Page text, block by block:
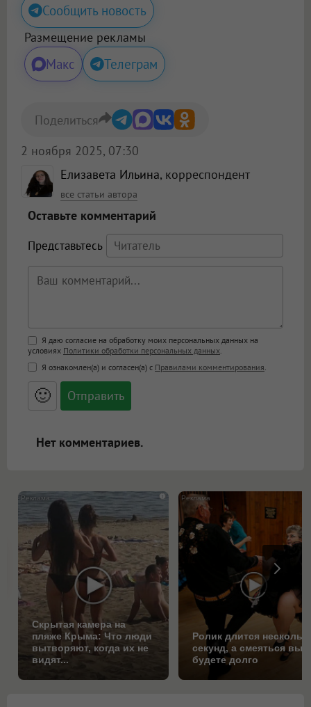
Сообщить новость
Размещение рекламы
Макс Телеграм
Елизавета Ильина, корреспондент
все статьи автора
2 ноября 2025, 07:30
Поделиться
Оставьте комментарий
Представьтесь
Поддержка HTML
<b>, <strong>, <u>, <i>, <em>, <s>, <big>,
<small>, <sup>, <sub>, <pre>, <ul>, <ol>, <li>,
<blockquote>, <code> экранирует HTML,
адреса URL автоматически становятся
ссылками, и [img]адрес[/img] будет
Я даю согласие на обработку моих персональных данных на
условиях Политики обработки персональных данных
Я ознакомлен(а) и согласен(а) с Правилами комментирования
🙂
Нет комментариев.
i
Скрытая камера на
пляже Крыма: Что люди
вытворяют, когда их не
видят...
Ролик длится
секунд, а смеяться вы
будете долго